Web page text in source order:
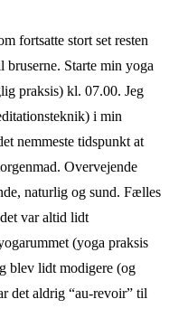
fortsatte stort set resten
Starte min yoga
praksis) kl. 07.00. Jeg
i min
nemmeste tidspunkt at
Overvejende
naturlig og sund. Fælles
var altid lidt
(yoga praksis
blev lidt modigere (og
det aldrig “au-revoir” til